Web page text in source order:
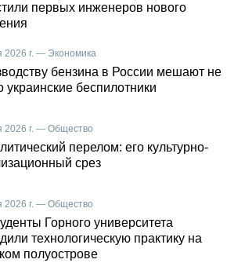
первых инженеров нового
2026 г. — Экономика
бензина в России мешают не
украинские беспилотники
2026 г. — Общество
перелом: его культурно-
срез
2026 г. — Общество
Горного университета
технологическую практику на
полуострове